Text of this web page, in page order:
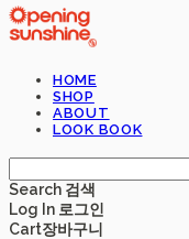
HOME
SHOP
ABOUT
LOOK BOOK
Search 검색
Log In 로그인
Cart장바구니